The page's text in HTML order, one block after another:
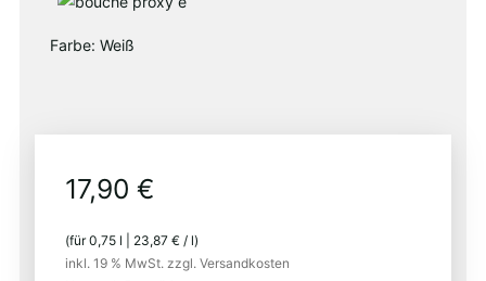
Farbe: Weiß
17,90 €
(für0,75 l 23,87 € / l)
inkl. 19 % MwSt. zzgl. Versandkosten